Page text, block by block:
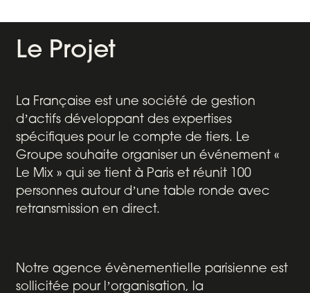
Nous contacter
Le Projet
La Française est une société de gestion
dʼactifs développant des expertises
spécifiques pour le compte de tiers. Le
Groupe souhaite organiser un événement «
Le Mix » qui se tient à Paris et réunit 100
personnes autour dʼune table ronde avec
retransmission en direct.
Notreagence évènementielle parisienne est
sollicitée pour lʼorganisation, la